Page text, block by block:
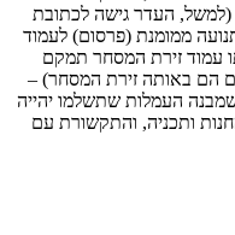
העדר גישה לכתובת
ממומנת (פרסום) לעמוד
עמוד זירת המסחר תמקם
הם באותה זירת המסחר) –
העמלות שתשלמו יהייה
ותכניה, והתקשורת עם